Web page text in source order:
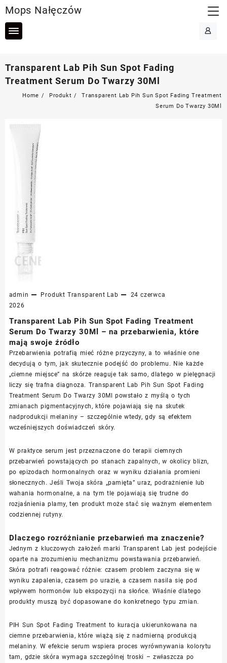
to
content
Mops Nałęczów
Transparent Lab Pih Sun Spot Fading
Treatment Serum Do Twarzy 30Ml
Home Produkt
Transparent Lab Pih Sun Spot Fading Treatment
Serum Do Twarzy 30Ml
admin Produkt Transparent Lab
24 czerwca
2026
Transparent Lab Pih Sun Spot Fading Treatment
Serum Do Twarzy 30Ml – na przebarwienia, które
mają swoje źródło
Przebarwienia potrafią mieć różne przyczyny, a to właśnie one
decydują o tym, jak skutecznie podejść do problemu. Nie każde
„ciemne miejsce” na skórze reaguje tak samo, dlatego w pielęgnacji
liczy się trafna diagnoza. Transparent Lab Pih Sun Spot Fading
Treatment Serum Do Twarzy 30Ml powstało z myślą o tych
zmianach pigmentacyjnych, które pojawiają się na skutek
nadprodukcji melaniny – szczególnie wtedy, gdy są efektem
wcześniejszych doświadczeń skóry.
W praktyce serum jest przeznaczone do terapii ciemnych
przebarwień powstających po stanach zapalnych, w okolicy blizn,
po epizodach hormonalnych oraz w wyniku działania promieni
słonecznych. Jeśli Twoja skóra „pamięta” uraz, podrażnienie lub
wahania hormonalne, a na tym tle pojawiają się trudne do
rozjaśnienia plamy, ten produkt może stać się ważnym elementem
codziennej rutyny.
Dlaczego rozróżnianie przebarwień ma znaczenie?
Jednym z kluczowych założeń marki Transparent Lab jest podejście
oparte na zrozumieniu mechanizmu powstawania przebarwień.
Skóra potrafi reagować różnie: czasem problem zaczyna się w
wyniku zapalenia, czasem po urazie, a czasem nasila się pod
wpływem hormonów lub ekspozycji na słońce. Właśnie dlatego
produkty muszą być dopasowane do konkretnego typu zmian.
PIH Sun Spot Fading Treatment to kuracja ukierunkowana na
ciemne przebarwienia, które wiążą się z nadmierną produkcją
melaniny. W efekcie serum wspiera proces wyrównywania kolorytu
tam, gdzie skóra wymaga szczególnej troski – zwłaszcza po